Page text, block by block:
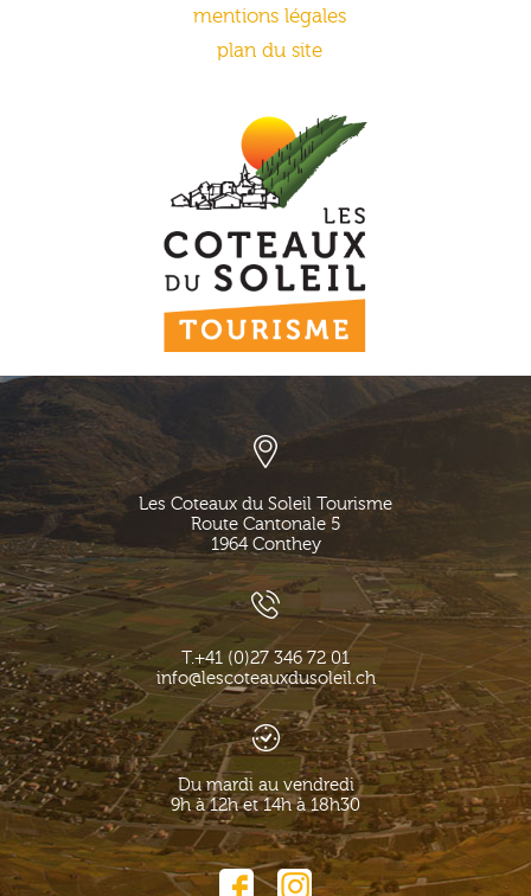
mentions légales
plan du site
Les Coteaux du Soleil Tourisme
Route Cantonale 5
1964 Conthey
T.+41 (0)27 346 72 01
info@lescoteauxdusoleil.ch
Du mardi au vendredi
9h à 12h et 14h à 18h30